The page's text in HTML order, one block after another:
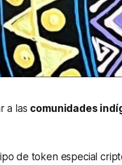
a las comunidades
de token especial